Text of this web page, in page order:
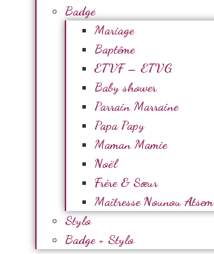
Badge
Mariage
Baptême
ETVF – ETVG
Baby shower
Parrain Marraine
Papa Papy
Maman Mamie
Noël
Frère & Sœur
Maîtresse Nounou Atsem
Stylo
Badge + Stylo